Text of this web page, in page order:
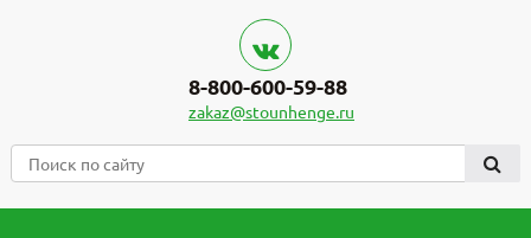
8-800-600-59-88
zakaz@stounhenge.ru